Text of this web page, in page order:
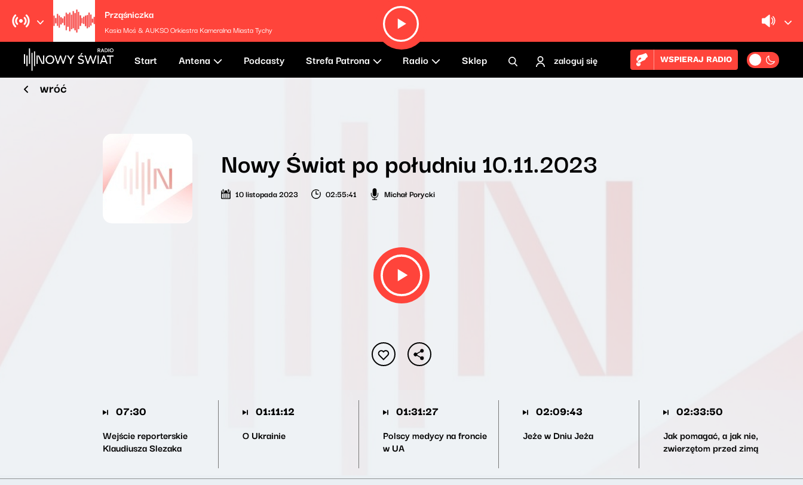
Prząśniczka
Kasia Moś & AUKSO Orkiestra Kameralna Miasta Tychy
Start Antena Podcasty Strefa Patrona Radio Sklep zaloguj się WSPIERAJ RADIO
wróć
Nowy Świat po południu 10.11.2023
10 listopada 2023 02:55:41 Michał Porycki
07:30
Wejście reporterskie
Klaudiusza Slezaka
01:11:12
O Ukrainie
01:31:27
Polscy medycy na froncie
w UA
02:09:43
Jeże w Dniu Jeża
02:33:50
Jak pomagać, a jak nie,
zwierzętom przed zimą